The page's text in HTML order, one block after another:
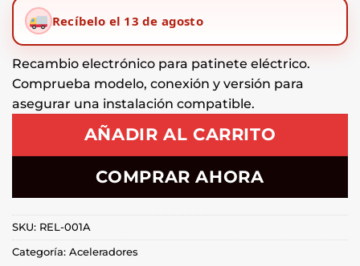
Recíbelo el 13 de agosto
Recambio electrónico para patinete eléctrico.
Comprueba modelo, conexión y versión para
asegurar una instalación compatible.
AÑADIR AL CARRITO
COMPRAR AHORA
SKU: REL-001A
Categoría: Aceleradores